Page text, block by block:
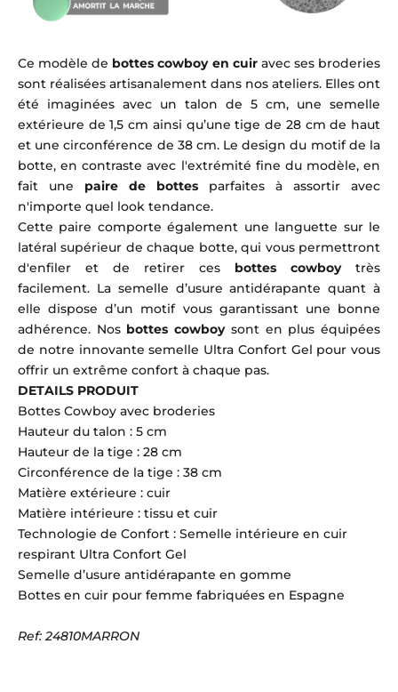
Ce modèle de bottes cowboy en cuiravec ses broderies
sont réalisées artisanalement dans nos ateliers. Elles ont
été imaginées avec un talon de 5 cm, une semelle
extérieure de 1,5 cm ainsi qu’une tige de 28 cm de haut
et une circonférence de 38 cm. Le design du motif de la
botte, en contraste avec l'extrémité fine du modèle, en
fait une paire de bottes parfaites à assortir avec
n'importe quel look tendance.
Cette paire comporte également une languette sur le
latéral supérieur de chaque botte, qui vous permettront
d'enfiler et de retirer ces bottes cowboytrès
facilement. La semelle d’usure antidérapante quant à
elle dispose d’un motif vous garantissant une bonne
adhérence. Nos bottes cowboysont en plus équipées
de notre innovante semelle Ultra Confort Gel pour vous
offrir un extrême confort à chaque pas.
DETAILS PRODUIT
Bottes Cowboy avec broderies
Hauteur du talon : 5 cm
Hauteur de la tige : 28 cm
Circonférence de la tige : 38 cm
Matière extérieure : cuir
Matière intérieure : tissu et cuir
Technologie de Confort : Semelle intérieure en cuir
respirant Ultra Confort Gel
Semelle d’usure antidérapante en gomme
Bottes en cuir pour femme fabriquées en Espagne
Ref: 24810MARRON